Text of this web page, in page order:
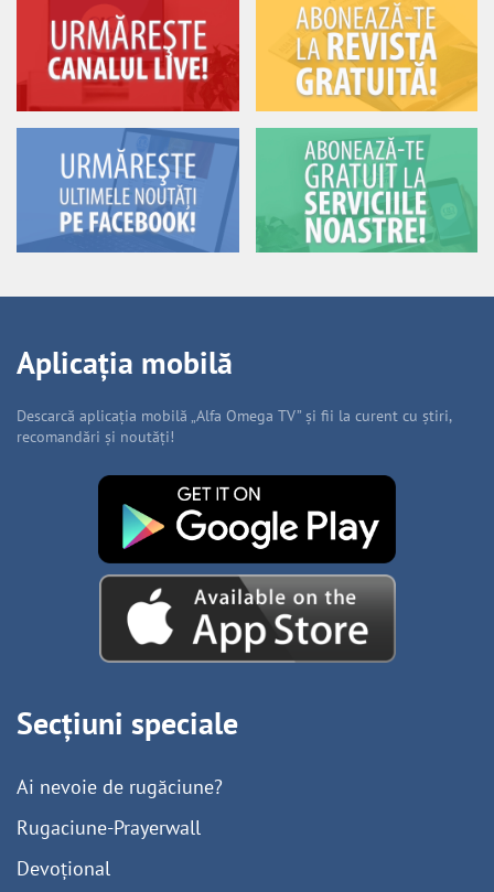
Aplicația mobilă
Descarcă aplicația mobilă „Alfa Omega TV” și fii la curent cu știri,
recomandări și noutăți!
Secțiuni speciale
Ai nevoie de rugăciune?
Rugaciune-Prayerwall
Devoțional